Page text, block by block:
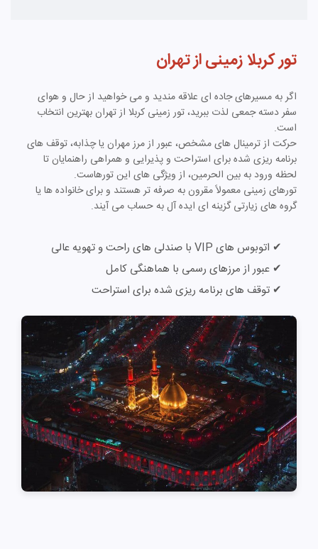
تور کربلا زمینی از تهران
اگر به مسیرهای جاده ای علاقه مندید و می خواهید از حال و هوای
سفر دسته جمعی لذت ببرید، تور زمینی کربلا از تهران بهترین انتخاب
است.
حرکت از ترمینال های مشخص، عبور از مرز مهران یا چذابه، توقف های
برنامه ریزی شده برای استراحت و پذیرایی و همراهی راهنمایان تا
لحظه ورود به بین الحرمین، از ویژگی های این تورهاست.
تورهای زمینی معمولاً مقرون به صرفه تر هستند و برای خانواده ها یا
گروه های زیارتی گزینه ای ایده آل به حساب می آیند.
✔ اتوبوس های VIP با صندلی های راحت و تهویه عالی
✔ عبور از مرزهای رسمی با هماهنگی کامل
✔ توقف های برنامه ریزی شده برای استراحت